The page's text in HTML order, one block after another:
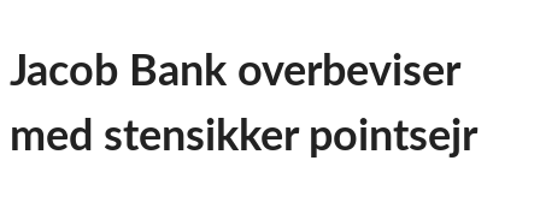
Jacob Bank overbeviser
med stensikker pointsejr